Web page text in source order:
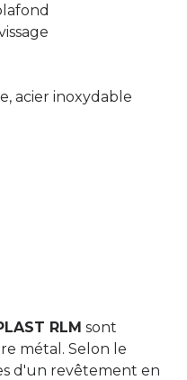
acier inoxydable
RLM sont
métal. Selon le
d'un revêtement en